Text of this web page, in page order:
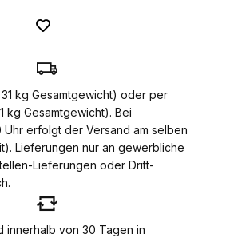
kg Gesamtgewicht) oder per
kg Gesamtgewicht). Bei
Uhr erfolgt der Versand am selben
Lieferungen nur an gewerbliche
Lieferungen oder Dritt-
innerhalb von 30 Tagen in